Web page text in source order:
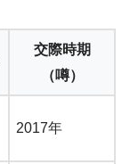
交際時期
（噂）
2017年